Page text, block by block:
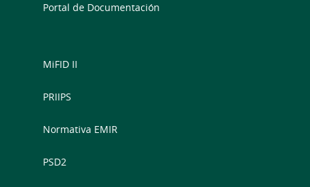
Portal de Documentación
MiFID II
PRIIPS
Normativa EMIR
PSD2